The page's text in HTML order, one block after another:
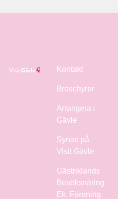
Kontakt
Broschyrer
Arrangera i
Gävle
Synas på
Visit Gävle
Gästriklands
Besöksnäring
Ek. Förening